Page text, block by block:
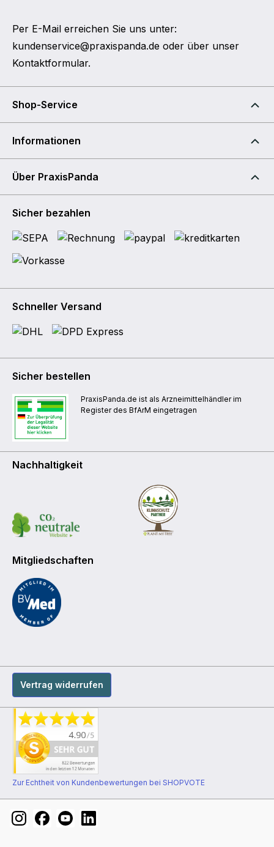
Per E-Mail erreichen Sie uns unter:
kundenservice@praxispanda.de oder über unser
Kontaktformular.
Shop-Service
Informationen
Über PraxisPanda
Sicher bezahlen
Schneller Versand
Sicher bestellen
PraxisPanda.de ist als Arzneimittelhändler im
Register des BfArM eingetragen
Nachhaltigkeit
Mitgliedschaften
Vertrag widerrufen
Zur Echtheit von Kundenbewertungen bei SHOPVOTE